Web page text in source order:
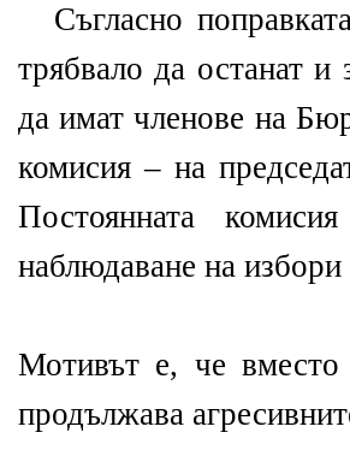
Съгласно
трябвало да останат и
да имат членове на
комисия – на
Постоянната
наблюдаване на
Мотивът е, че вместо
продължава